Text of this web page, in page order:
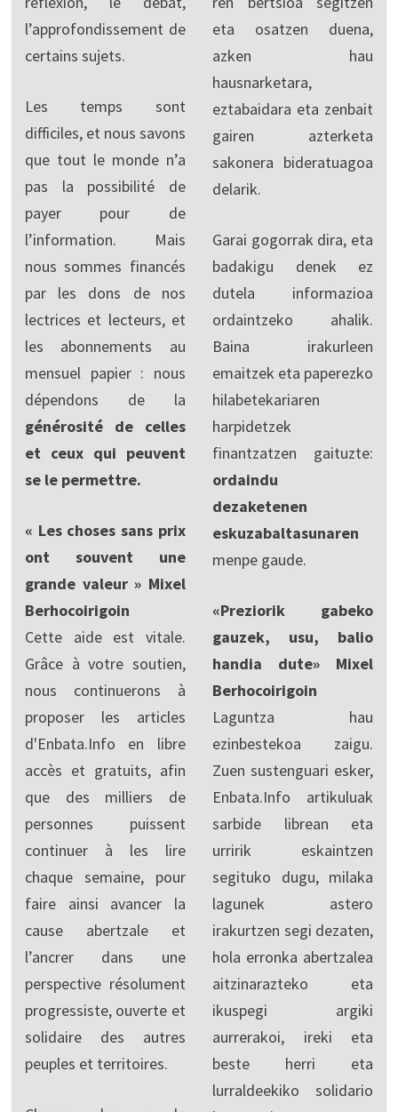
l’approfondissement de
certains sujets.
Les temps sont
difficiles, et nous savons
que tout le monde n’a
pas la possibilité de
payer pour de
l’information. Mais
nous sommes financés
par les dons de nos
lectrices et lecteurs, et
les abonnements au
mensuel papier : nous
dépendons de la
générosité de celles
et ceux qui peuvent
se le permettre.
« Les choses sans prix
ont souvent une
grande valeur » Mixel
Berhocoirigoin
Cette aide est vitale.
Grâce à votre soutien,
nous continuerons à
proposer les articles
d'Enbata.Info en libre
accès et gratuits, afin
que des milliers de
personnes puissent
continuer à les lire
chaque semaine, pour
faire ainsi avancer la
cause abertzale et
l’ancrer dans une
perspective résolument
progressiste, ouverte et
solidaire des autres
peuples et territoires.
eta osatzen duena,
azken hau
hausnarketara,
eztabaidara eta zenbait
gairen azterketa
sakonera bideratuagoa
delarik.
Garai gogorrak dira, eta
badakigu denek ez
dutela informazioa
ordaintzeko ahalik.
Baina irakurleen
emaitzek eta paperezko
hilabetekariaren
harpidetzek
finantzatzen gaituzte:
ordaindu
dezaketenen
eskuzabaltasunaren
menpe gaude.
«Preziorik gabeko
gauzek, usu, balio
handia dute» Mixel
Berhocoirigoin
Laguntza hau
ezinbestekoa zaigu.
Zuen sustenguari esker,
Enbata.Info artikuluak
sarbide librean eta
urririk eskaintzen
segituko dugu, milaka
lagunek astero
irakurtzen segi dezaten,
hola erronka abertzalea
aitzinarazteko eta
ikuspegi argiki
aurrerakoi, ireki eta
beste herri eta
lurraldeekiko solidario